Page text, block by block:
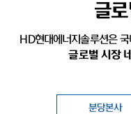
글
HD현대에너지솔루션은
글로벌 시장
분당본사